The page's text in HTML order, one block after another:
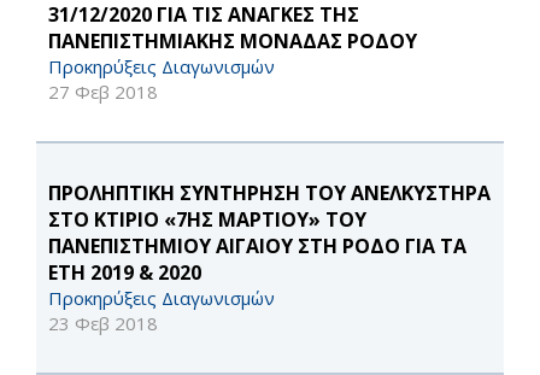
31/12/2020 ΓΙΑ ΤΙΣ ΑΝΑΓΚΕΣ ΤΗΣ
ΠΑΝΕΠΙΣΤΗΜΙΑΚΗΣ ΜΟΝΑΔΑΣ ΡΟΔΟΥ
Προκηρύξεις Διαγωνισμών
27 Φεβ 2018
ΠΡΟΛΗΠΤΙΚΗ ΣΥΝΤΗΡΗΣΗ ΤΟΥ ΑΝΕΛΚΥΣΤΗΡΑ
ΣΤΟ ΚΤΙΡΙΟ «7ΗΣ ΜΑΡΤΙΟΥ» ΤΟΥ
ΠΑΝΕΠΙΣΤΗΜΙΟΥ ΑΙΓΑΙΟΥ ΣΤΗ ΡΟΔΟ ΓΙΑ ΤΑ
ΕΤΗ 2019 & 2020
Προκηρύξεις Διαγωνισμών
23 Φεβ 2018